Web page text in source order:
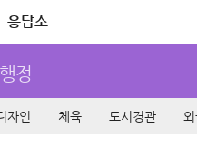
응답소
행정
자인 체육 도시경관